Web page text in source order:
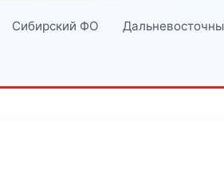
Сибирский ФО